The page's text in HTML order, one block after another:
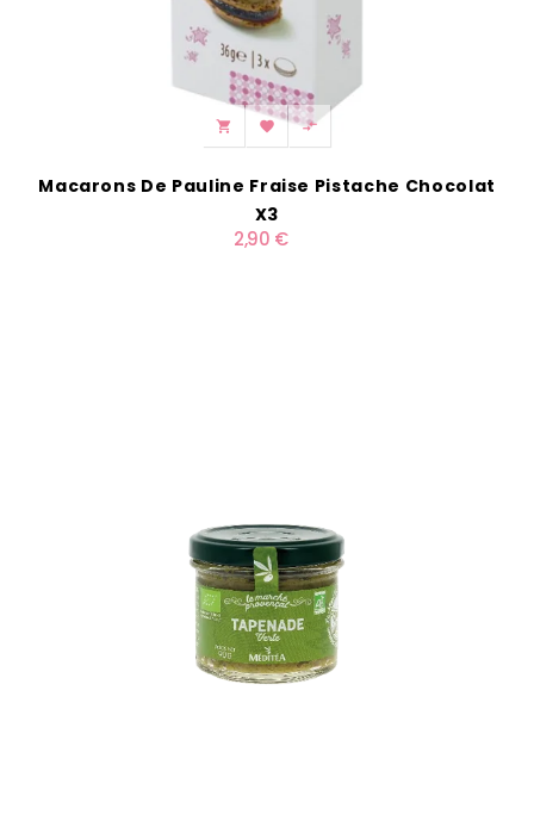
  
Macarons De Pauline Fraise Pistache Chocolat
X3
2,90 €